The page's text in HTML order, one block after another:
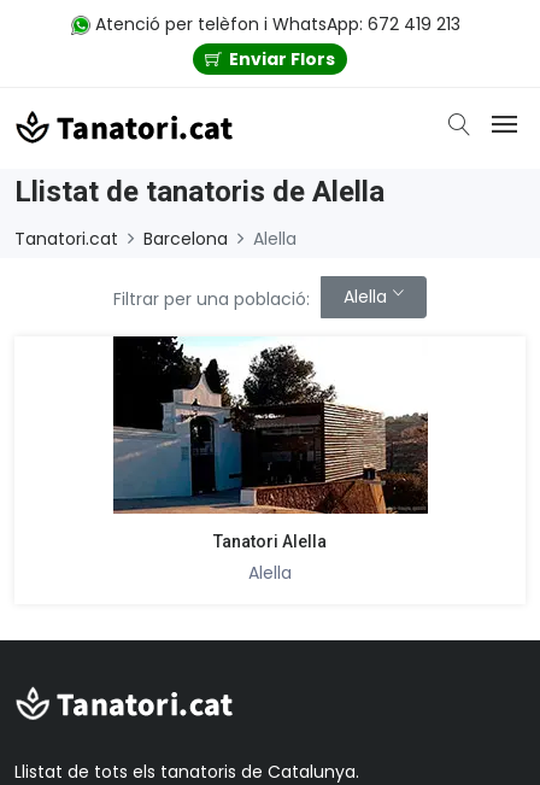
Atenció per telèfon i WhatsApp: 672 419 213
Enviar Flors
Llistat de tanatoris de Alella
Tanatori.cat Barcelona Alella
Filtrar per una població: Alella
Tanatori Alella
Alella
Llistat de tots els tanatoris de Catalunya.